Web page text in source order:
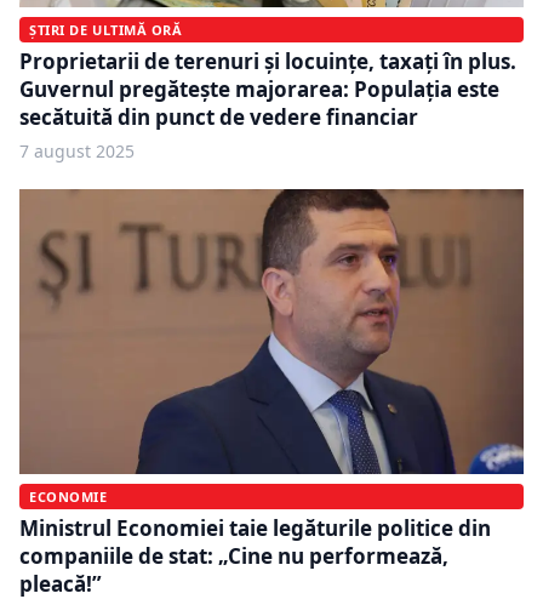
ȘTIRI DE ULTIMĂ ORĂ
Proprietarii de terenuri și locuințe, taxați în plus.
Guvernul pregătește majorarea: Populația este
secătuită din punct de vedere financiar
7 august 2025
ECONOMIE
Ministrul Economiei taie legăturile politice din
companiile de stat: „Cine nu performează,
pleacă!”